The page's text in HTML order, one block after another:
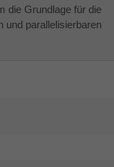
die Grundlage für die
und parallelisierbaren